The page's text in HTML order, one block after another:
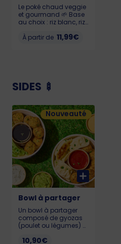
Le poké chaud veggie
et gourmand 🌱 Base
au choix : riz blanc, riz
Gyozas aux légumes,
Massaman
onctueuse et délicate
kcal / BIG 899 kcal
Allergènes : Gluten,
soja, sésame, fruits à
coques
À partir de 11,99€
SIDES 🍢
Bowl à partager
Un bowl à partager
composé de gyozas
(poulet ou légumes) et
accompagnés de
10,90€
Nouveauté